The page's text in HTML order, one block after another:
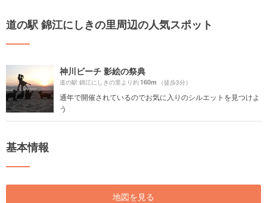
道の駅 錦江にしきの里周辺の人気スポット
神川ビーチ 影絵の祭典
道の駅 錦江にしきの里より約160m （徒歩3分）
通年で開催されているのでお気に入りのシルエットを見つけよ
う
基本情報
地図を見る